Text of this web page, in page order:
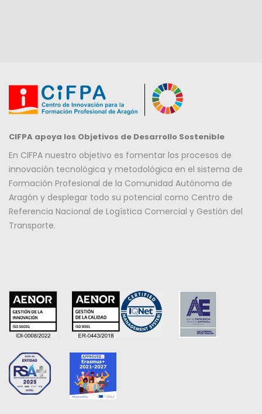
CIFPA apoya los Objetivos de Desarrollo Sostenible
En CIFPA nuestro objetivo es fomentar los procesos de
innovación tecnológica y metodológica en el sistema de
Formación Profesional de la Comunidad Autónoma de
Aragón y desplegar todo su potencial como Centro de
Referencia Nacional de Logística Comercial y Gestión del
Transporte.